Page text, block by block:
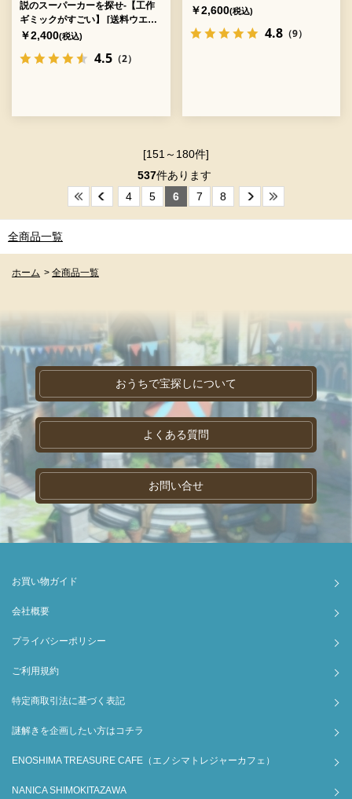
説のスーパーカーを探せ-【工作
ギミックがすごい】 [送料ウエイ
ト：4]
￥2,400(税込)
4.5 （2）
￥2,600(税込)
4.8（9）
[151～180件]
537件あります
4
5 6 7 8
全商品一覧
ホーム > 全商品一覧
おうちで宝探しについて
よくある質問
お問い合せ
お買い物ガイド
会社概要
プライバシーポリシー
ご利用規約
特定商取引法に基づく表記
謎解きを企画したい方はコチラ
ENOSHIMA TREASURE CAFE（エノシマトレジャーカフェ）
NANICA SHIMOKITAZAWA